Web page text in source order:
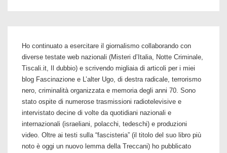
Ho continuato a esercitare il giornalismo collaborando con
diverse testate web nazionali (Misteri d’Italia, Notte Criminale,
Tiscali.it, Il dubbio) e scrivendo migliaia di articoli per i miei
blog Fascinazione e L’alter Ugo, di destra radicale, terrorismo
nero, criminalità organizzata e memoria degli anni 70. Sono
stato ospite di numerose trasmissioni radiotelevisive e
intervistato decine di volte da quotidiani nazionali e
internazionali (israeliani, polacchi, tedeschi) e produzioni
video. Oltre ai testi sulla “fascisteria” (il titolo del suo libro più
noto è oggi un nuovo lemma della Treccani) ho pubblicato